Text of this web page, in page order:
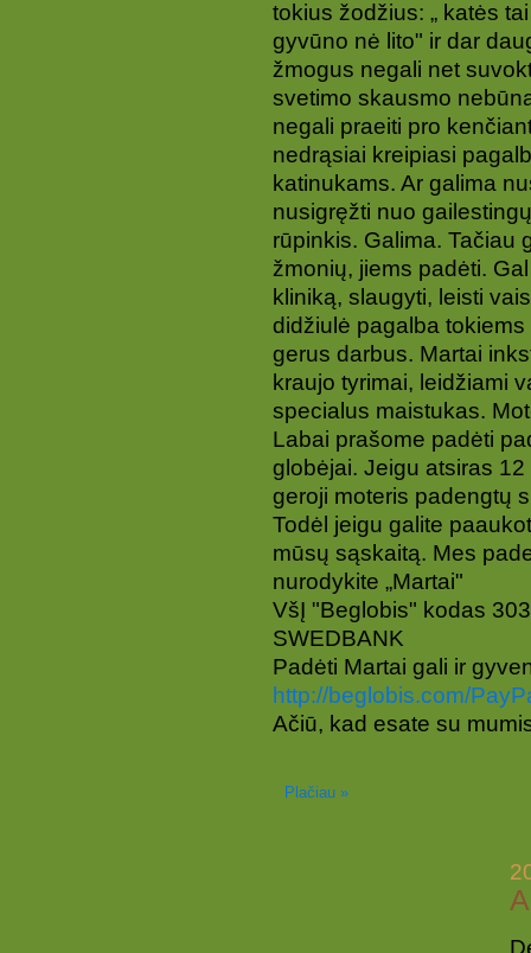
tokius žodžius: „ katės
gyvūno nė lito" ir dar
žmogus negali net
svetimo skausmo
negali praeiti pro
nedrąsiai kreipiasi
katinukams. Ar galima
nusigręžti nuo
rūpinkis. Galima. Tačiau
žmonių, jiems padėti.
kliniką, slaugyti, leisti
didžiulė pagalba
gerus darbus. Martai
kraujo tyrimai, leidžiami
specialus maistukas.
Labai prašome padėti
globėjai. Jeigu atsiras
geroji moteris padengtų
Todėl jeigu galite
mūsų sąskaitą. Mes
nurodykite „Martai"
VšĮ "Beglobis" kodas
SWEDBANK
Padėti Martai gali ir
http://beglobis.com/
Ačiū, kad esate su
Plačiau »